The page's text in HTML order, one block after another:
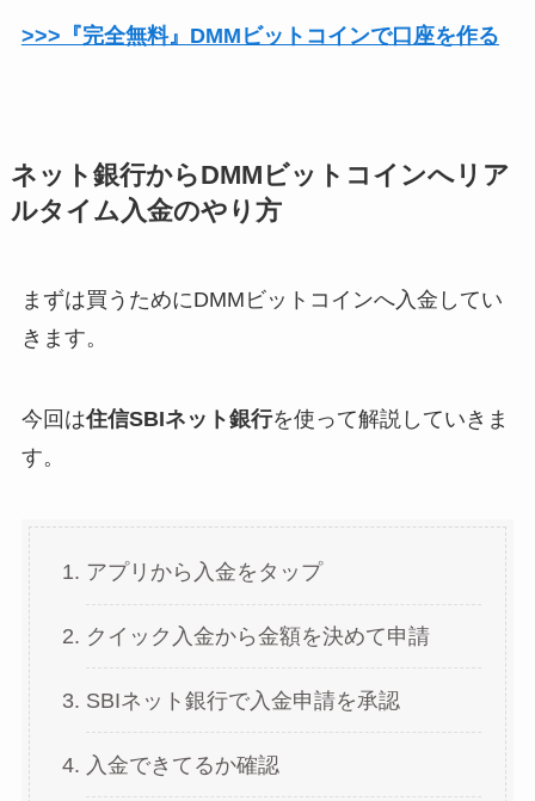
>>>『完全無料』DMMビットコインで口座を作る
ネット銀行からDMMビットコインへリア
ルタイム入金のやり方
まずは買うためにDMMビットコインへ入金してい
きます。
今回は住信SBIネット銀行を使って解説していきま
す。
アプリから入金をタップ
クイック入金から金額を決めて申請
SBIネット銀行で入金申請を承認
入金できてるか確認